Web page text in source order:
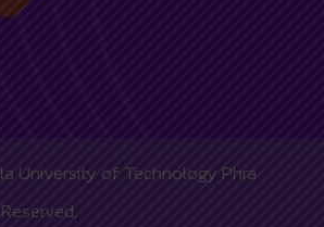
University of Technology Phra